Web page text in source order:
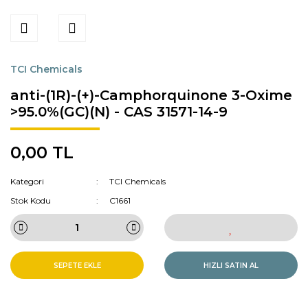
TCI Chemicals
anti-(1R)-(+)-Camphorquinone 3-Oxime
>95.0%(GC)(N) - CAS 31571-14-9
0,00 TL
Kategori
TCI Chemicals
Stok Kodu
C1661
SEPETE EKLE HIZLI SATIN AL